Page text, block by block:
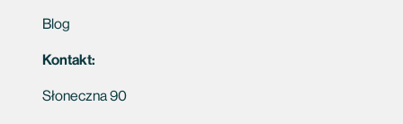
Blog
Kontakt:
Słoneczna 90